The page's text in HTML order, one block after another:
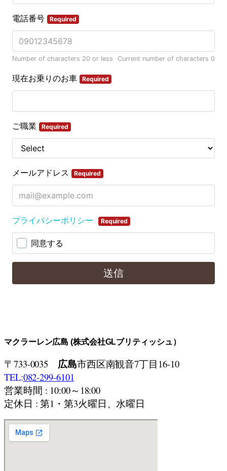
マクラーレン広島 (株式会社GLブリティッシュ）
〒733-0035 広島市西区南観音7丁目16-10
TEL:082-299-6101
営業時間 : 10:00～18:00
定休日 : 第1・第3火曜日、水曜日